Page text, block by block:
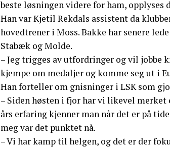
beste løsningen videre for ham, opplyses
Han var Kjetil Rekdals assistent da
hovedtrener i Moss. Bakke har senere
Stabæk og Molde.
– Jeg trigges av utfordringer og vil jobbe
kjempe om medaljer og komme seg ut i
Han forteller om gnisninger i LSK som
– Siden høsten i fjor har vi likevel
års erfaring kjenner man når det er på
meg var det punktet nå.
– Vi har kamp til helgen, og det er der